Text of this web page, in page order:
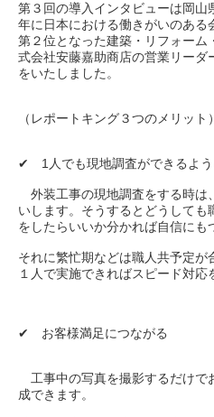
第３回の導入インタビューは岡
年に日本における働きがいのあ
第２位となった建築・リフォー
式会社安藤嘉助商店の営業リーダ
をいたしました。
（レポートキング３つのメリット）
✔︎ 1人でも現地調査ができるよう
外装工事の現地調査をする時は
いします。そうするとどうして
をしたらいいか分かれば自信にも
それに繁忙期などは職人共予定が
１人で実施できればスピード対応
✔︎ お客様満足につながる
工事中の写真を撮影するだけで
成できます。